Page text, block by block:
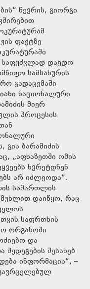
წევრის, გიორგი
ფაქტზე
საფუძვლად დაედო
სამსახურის
გადაცემაში
ნაციონალური
მიერ
პროცესის
ბარამიძის
„აფხაზეთში ომის
ხვრეტდნენ
არ იძლეოდა“.
სამართლის
დაიწყო, რაც
საფრთხის
ორგანოში
და
შესახებ
ინფორმაცია“, –